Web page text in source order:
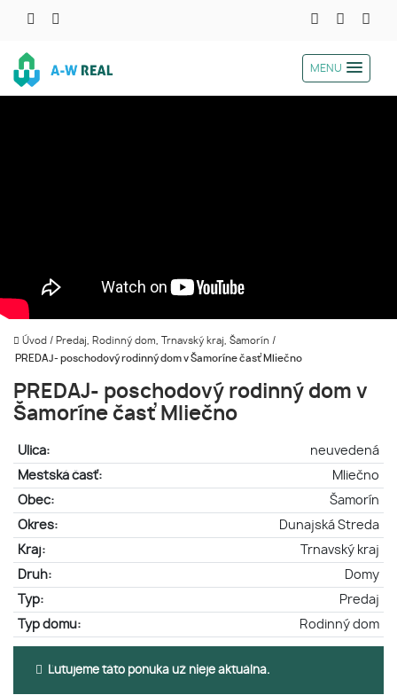
MENU
Úvod / Predaj, Rodinný dom, Trnavský kraj, Šamorín /
PREDAJ- poschodový rodinný dom v Šamoríne časť Mliečno
PREDAJ- poschodový rodinný dom v
Šamoríne časť Mliečno
Ulica:
neuvedená
Mestská časť:
Mliečno
Obec:
Šamorín
Okres:
Dunajská Streda
Kraj:
Trnavský kraj
Druh:
Domy
Typ:
Predaj
Typ domu:
Rodinný dom
Ľutujeme táto ponuka už nieje aktuálna.